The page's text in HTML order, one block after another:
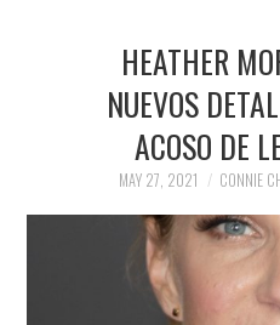
HEATHER
NUEVOS
ACOSO DE
MAY 27, 2021 CONNIE